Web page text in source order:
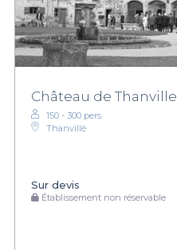
Château de Thanville
150 - 300 pers.
Thanvillé
Sur devis
Établissement non réservable